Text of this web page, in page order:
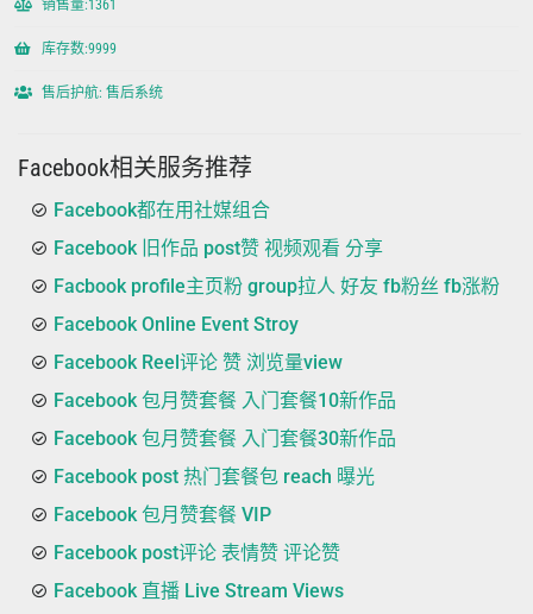
销售量:1361
库存数:9999
售后护航: 售后系统
Facebook相关服务推荐
Facebook都在用社媒组合
Facebook 旧作品 post赞 视频观看 分享
Facbook profile主页粉 group拉人 好友 fb粉丝 fb涨粉
Facebook Online Event Stroy
Facebook Reel评论 赞 浏览量view
Facebook 包月赞套餐 入门套餐10新作品
Facebook 包月赞套餐 入门套餐30新作品
Facebook post 热门套餐包 reach 曝光
Facebook 包月赞套餐 VIP
Facebook post评论 表情赞 评论赞
Facebook 直播 Live Stream Views